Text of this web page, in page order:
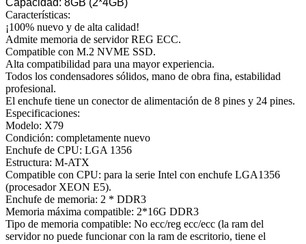
Características:
¡100% nuevo y de alta calidad!
Admite memoria de servidor REG ECC.
Compatible con M.2 NVME SSD.
Alta compatibilidad para una mayor experiencia.
Todos los condensadores sólidos, mano de obra fina, estabilidad
profesional.
El enchufe tiene un conector de alimentación de 8 pines y 24 pines.
Especificaciones:
Modelo: X79
Condición: completamente nuevo
Enchufe de CPU: LGA 1356
Estructura: M-ATX
Compatible con CPU: para la serie Intel con enchufe LGA1356
(procesador XEON E5).
Enchufe de memoria: 2 * DDR3
Memoria máxima compatible: 2*16G DDR3
Tipo de memoria compatible: No ecc/reg ecc/ecc (la ram del
servidor no puede funcionar con la ram de escritorio, tiene el